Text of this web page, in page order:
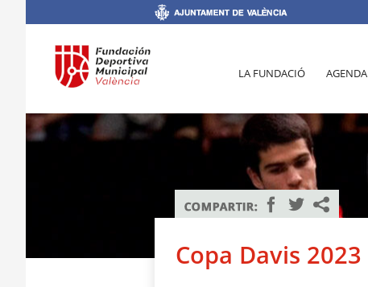
LA FUNDACIÓ AGENDA
Copa Davis 2023